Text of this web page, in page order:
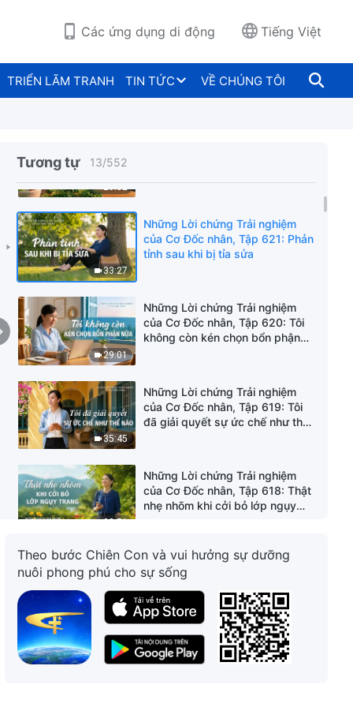
Các ứng dụng di động Tiếng Việt
TRIỂN LÃM TRANH TIN TỨC VỀ CHÚNG TÔI
Tương tự 13/552
của Cơ Đốc nhân, Tập 265: Tại
sao tôi không thể bình thản đón
nhận bổn phận
29:52
33:27
Những Lời chứng Trải nghiệm
của Cơ Đốc nhân, Tập 621: Phản
tỉnh sau khi bị tỉa sửa
29:01
Những Lời chứng Trải nghiệm
của Cơ Đốc nhân, Tập 620: Tôi
không còn kén chọn bổn phận
35:45
Những Lời chứng Trải nghiệm
của Cơ Đốc nhân, Tập 619: Tôi
đã giải quyết sự ức chế như thế
38:51
Những Lời chứng Trải nghiệm
của Cơ Đốc nhân, Tập 618: Thật
nhẹ nhõm khi cởi bỏ lớp ngụy
26:40
Những Lời chứng Trải nghiệm
của Cơ Đốc nhân, Tập 617: Hậu
quả khi không bao giờ nghi ngờ
người mình dùng
Những Lời chứng Trải nghiệm
của Cơ Đốc nhân, Tập 232:
Theo bước Chiên Con và vui hưởng sự dưỡng
nuôi phong phú cho sự sống